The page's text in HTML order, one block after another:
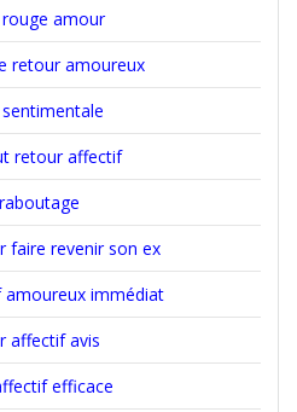
amour
retour amoureux
retour affectif
faire revenir son ex
amoureux immédiat
affectif avis
efficace